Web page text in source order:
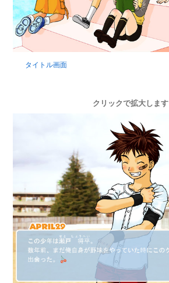
タイトル画面
クリックで拡大します